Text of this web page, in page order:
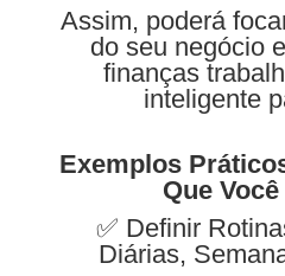
Assim, poderá
do seu negócio
finanças
inteligente
Exemplos
Que
✅ Definir
Diárias,